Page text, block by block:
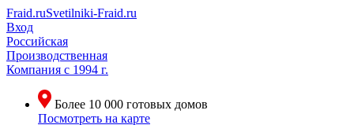
Fraid.ruSvetilniki-Fraid.ru
Вход
Российская
Производственная
Компания с 1994 г.
Более 10 000 готовых домов
Посмотреть на карте